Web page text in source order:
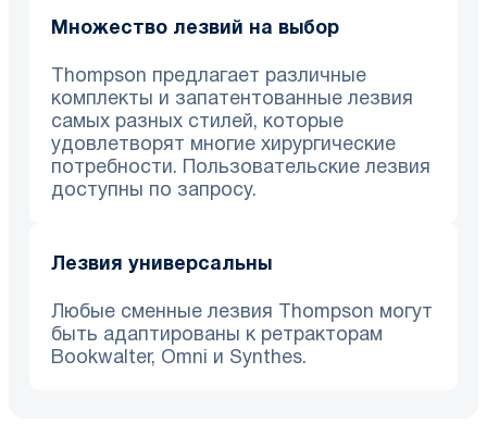
Множество лезвий на выбор
Thompson предлагает различные
комплекты и запатентованные лезвия
самых разных стилей, которые
удовлетворят многие хирургические
потребности. Пользовательские лезвия
доступны по запросу.
Лезвия универсальны
Любые сменные лезвия Thompson могут
быть адаптированы к ретракторам
Bookwalter, Omni и Synthes.